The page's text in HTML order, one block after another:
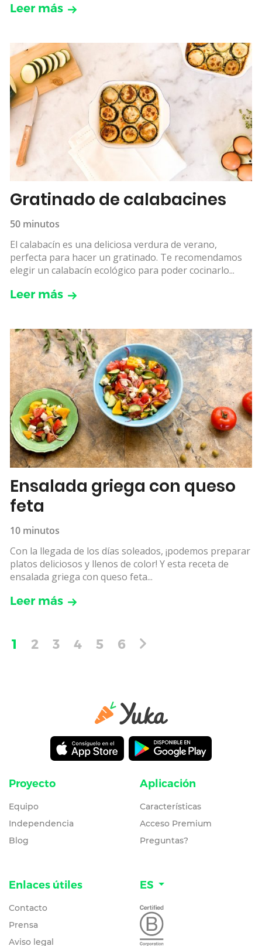
Leer más
Gratinado de calabacines
50 minutos
El calabacín es una deliciosa verdura de verano,
perfecta para hacer un gratinado. Te recomendamos
elegir un calabacín ecológico para poder cocinarlo...
Leer más
Ensalada griega con queso
feta
10 minutos
Con la llegada de los días soleados, ¡podemos preparar
platos deliciosos y llenos de color! Y esta receta de
ensalada griega con queso feta...
Leer más
1 2 3 4 5 6
Proyecto
Equipo
Independencia
Blog
Aplicación
Características
Acceso Premium
Preguntas?
Enlaces útiles
Contacto
Prensa
Aviso legal
ES